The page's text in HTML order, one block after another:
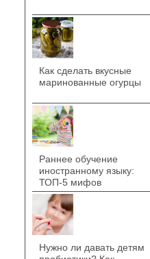
Как сделать вкусные
маринованные огурцы
Раннее обучение
иностранному языку:
ТОП-5 мифов
Нужно ли давать детям